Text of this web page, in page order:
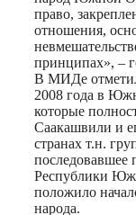
право,
отношения,
принципах», –
В МИДе
2008 года в
которые
Саакашвили и
странах т.н.
последовавшее
Республики
положило
народа.